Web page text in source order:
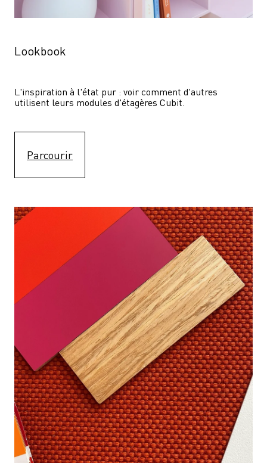
Lookbook
L'inspiration à l'état pur : voir comment d'autres
utilisent leurs modules d'étagères Cubit.
Parcourir